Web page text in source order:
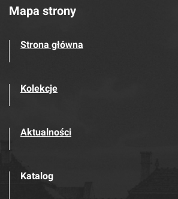
Mapa strony
Strona główna
Kolekcje
Aktualności
Katalog